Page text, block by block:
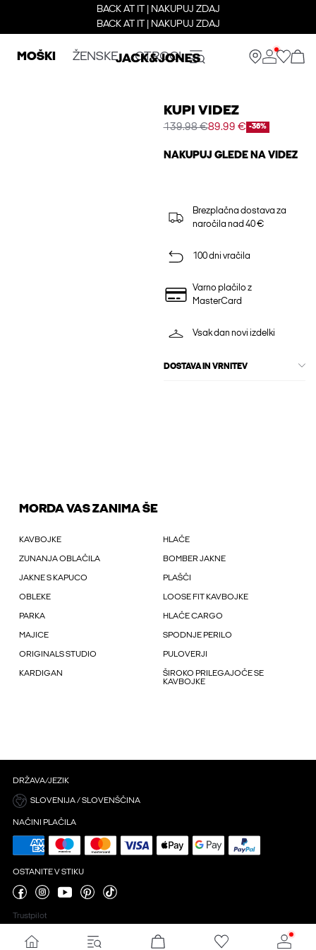
BACK AT IT | NAKUPUJ ZDAJ
BACK AT IT | NAKUPUJ ZDAJ
MOŠKI ŽENSKE OTROCI
KUPI VIDEZ
139.98 €89.99 € -36%
NAKUPUJ GLEDE NA VIDEZ
Brezplačna dostava za
naročila nad 40 €
100 dni vračila
Varno plačilo z
MasterCard
Vsak dan novi izdelki
DOSTAVA IN VRNITEV
MORDA VAS ZANIMA ŠE
KAVBOJKE HLAČE
ZUNANJA OBLAČILA BOMBER JAKNE
JAKNE S KAPUCO PLAŠČI
OBLEKE LOOSE FIT KAVBOJKE
PARKA HLAČE CARGO
MAJICE SPODNJE PERILO
ORIGINALS STUDIO PULOVERJI
KARDIGAN
ŠIROKO PRILEGAJOČE SE
KAVBOJKE
DRŽAVA/JEZIK
SLOVENIJA / SLOVENŠČINA
NAČINI PLAČILA
OSTANITE V STIKU
Trustpilot